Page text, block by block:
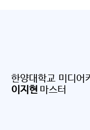
한양대학교 미디어
이지현 마스터